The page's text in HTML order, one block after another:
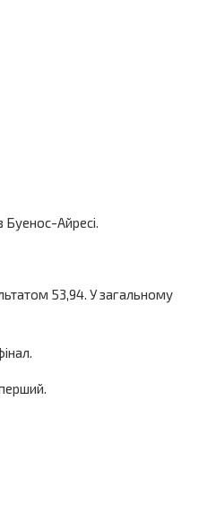
Буенос-Айресі.
53,94. У загальному